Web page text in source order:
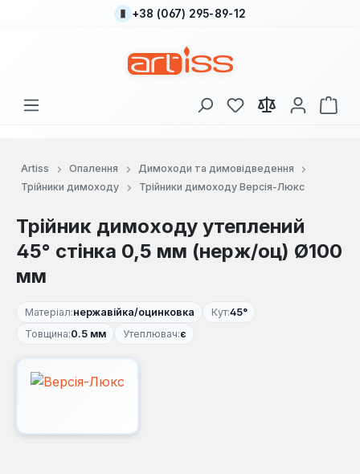
Перейти до основного вмісту
+38 (067) 295-89-12
У вас є 0 у списку
Artiss Опалення
Димоходи та димовідведення
Трійники димоходу
Трійники димоходу Версія-Люкс
Трійник димоходу утеплений
45° стінка 0,5 мм (нерж/оц) Ø100
мм
Матеріал:нержавійка/оцинковка Кут:45°
Товщина:0.5 мм Утеплювач:є